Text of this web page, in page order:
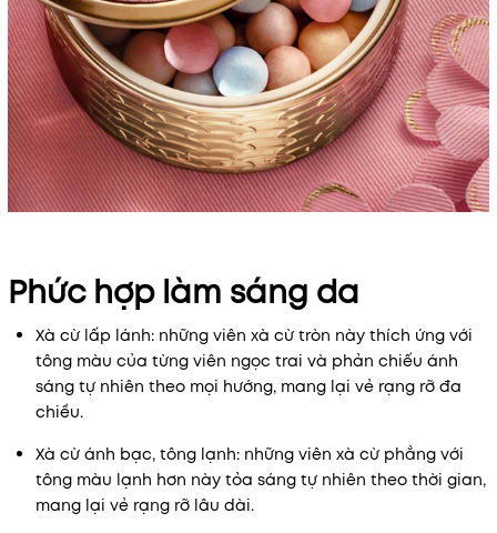
Phức hợp làm sáng da
Xà cừ lấp lánh: những viên xà cừ tròn này thích ứng với
tông màu của từng viên ngọc trai và phản chiếu ánh
sáng tự nhiên theo mọi hướng, mang lại vẻ rạng rỡ đa
chiều.
Xà cừ ánh bạc, tông lạnh: những viên xà cừ phẳng với
tông màu lạnh hơn này tỏa sáng tự nhiên theo thời gian,
mang lại vẻ rạng rỡ lâu dài.